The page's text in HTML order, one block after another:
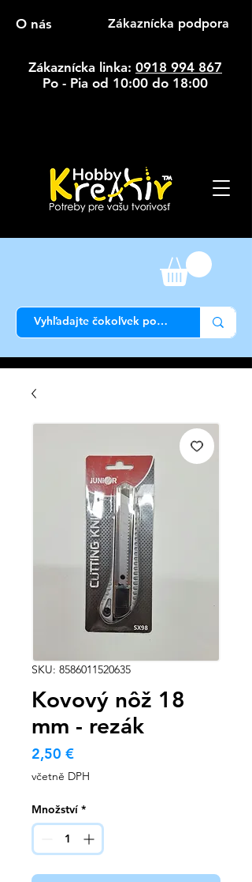
O nás Zákaznícka podpora
Zákaznícka linka: 0918 994 867
Po - Pia od 10:00 do 18:00
SKU: 8586011520635
Kovový nôž 18
mm - rezák
2,50 €Cena
včetně DPH
Množství *